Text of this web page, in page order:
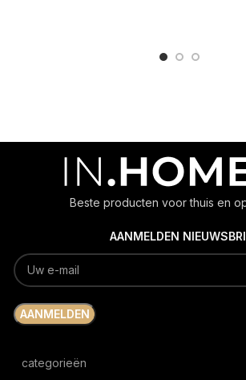
Beste producten voor thuis en
AANMELDEN
categorieën